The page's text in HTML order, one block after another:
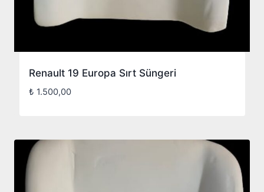
Renault 19 Europa Sırt Süngeri
₺ 1.500,00